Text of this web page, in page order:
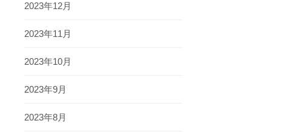
2023年12月
2023年11月
2023年10月
2023年9月
2023年8月